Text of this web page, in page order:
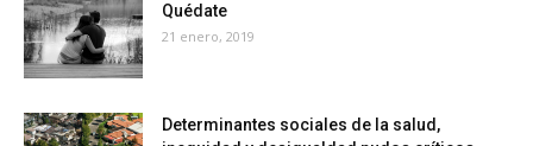
Quédate
21 enero, 2019
Determinantes sociales de la salud,